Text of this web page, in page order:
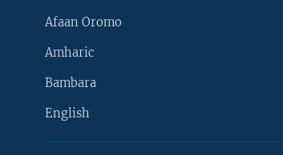
Afaan Oromo
Amharic
Bambara
English